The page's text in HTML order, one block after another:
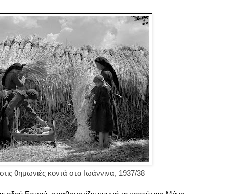
θημωνιές κοντά στα Ιωάννινα, 1937/38